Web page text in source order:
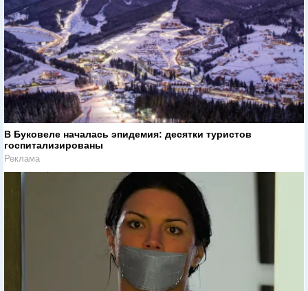
В Буковеле началась эпидемия: десятки туристов
госпитализированы
Реклама